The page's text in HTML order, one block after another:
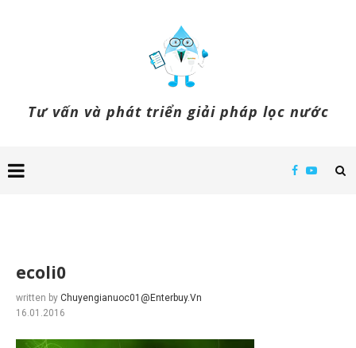
Tư vấn và phát triển giải pháp lọc nước
ecoli0
written by Chuyengianuoc01@enterbuy.vn
16.01.2016